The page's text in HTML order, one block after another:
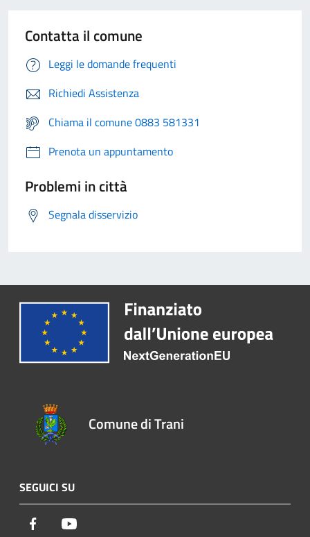
Contatta il comune
Leggi le domande frequenti
Richiedi Assistenza
Chiama il comune 0883 581331
Prenota un appuntamento
Problemi in città
Segnala disservizio
Comune di Trani
SEGUICI SU
Facebook